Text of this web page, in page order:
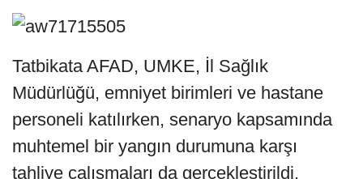
Tatbikata AFAD, UMKE, İl Sağlık
Müdürlüğü, emniyet birimleri ve hastane
personeli katılırken, senaryo kapsamında
muhtemel bir yangın durumuna karşı
tahliye çalışmaları da gerçekleştirildi.